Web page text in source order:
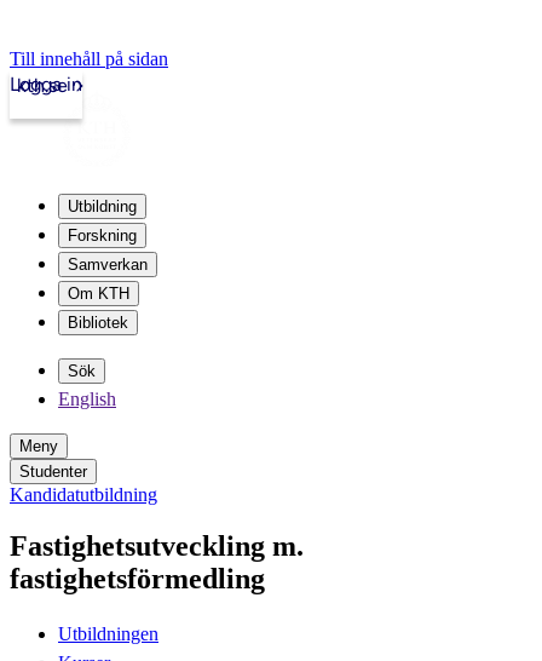
Till innehåll på sidan
kth.se
Logga in
Utbildning
Forskning
Samverkan
Om KTH
Bibliotek
Sök
English
Meny
Studenter
Kandidatutbildning
Fastighetsutveckling m.
fastighetsförmedling
Utbildningen